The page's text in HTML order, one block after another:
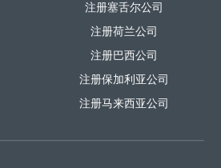
注册塞舌尔公司
注册荷兰公司
注册巴西公司
注册保加利亚公司
注册马来西亚公司